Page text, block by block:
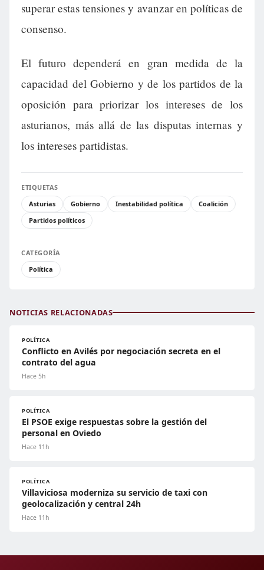
superar estas tensiones y avanzar en políticas de
consenso.
El futuro dependerá en gran medida de la
capacidad del Gobierno y de los partidos de la
oposición para priorizar los intereses de los
asturianos, más allá de las disputas internas y
los intereses partidistas.
ETIQUETAS
Asturias
Gobierno Inestabilidad política
Coalición
Partidos políticos
CATEGORÍA
Política
NOTICIAS RELACIONADAS
POLÍTICA
Conflicto en Avilés por negociación secreta en el
contrato del agua
Hace 5h
POLÍTICA
El PSOE exige respuestas sobre la gestión del
personal en Oviedo
Hace 11h
POLÍTICA
Villaviciosa moderniza su servicio de taxi con
geolocalización y central 24h
Hace 11h